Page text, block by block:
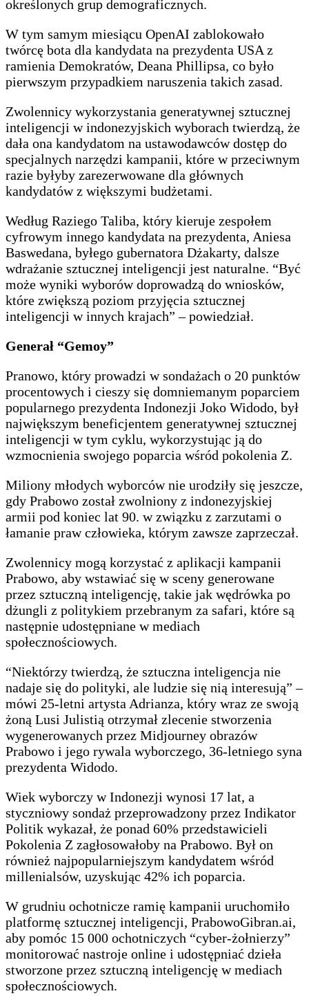
określonych grup demograficznych.
W tym samym miesiącu OpenAI zablokowało
twórcę bota dla kandydata na prezydenta USA z
ramienia Demokratów, Deana Phillipsa, co było
pierwszym przypadkiem naruszenia takich zasad.
Zwolennicy wykorzystania generatywnej sztucznej
inteligencji w indonezyjskich wyborach twierdzą, że
dała ona kandydatom na ustawodawców dostęp do
specjalnych narzędzi kampanii, które w przeciwnym
razie byłyby zarezerwowane dla głównych
kandydatów z większymi budżetami.
Według Raziego Taliba, który kieruje zespołem
cyfrowym innego kandydata na prezydenta, Aniesa
Baswedana, byłego gubernatora Dżakarty, dalsze
wdrażanie sztucznej inteligencji jest naturalne. “Być
może wyniki wyborów doprowadzą do wniosków,
które zwiększą poziom przyjęcia sztucznej
inteligencji w innych krajach” – powiedział.
Generał “Gemoy”
Pranowo, który prowadzi w sondażach o 20 punktów
procentowych i cieszy się domniemanym poparciem
popularnego prezydenta Indonezji Joko Widodo, był
największym beneficjentem generatywnej sztucznej
inteligencji w tym cyklu, wykorzystując ją do
wzmocnienia swojego poparcia wśród pokolenia Z.
Miliony młodych wyborców nie urodziły się jeszcze,
gdy Prabowo został zwolniony z indonezyjskiej
armii pod koniec lat 90. w związku z zarzutami o
łamanie praw człowieka, którym zawsze zaprzeczał.
Zwolennicy mogą korzystać z aplikacji kampanii
Prabowo, aby wstawiać się w sceny generowane
przez sztuczną inteligencję, takie jak wędrówka po
dżungli z politykiem przebranym za safari, które są
następnie udostępniane w mediach
społecznościowych.
“Niektórzy twierdzą, że sztuczna inteligencja nie
nadaje się do polityki, ale ludzie się nią interesują” –
mówi 25-letni artysta Adrianza, który wraz ze swoją
żoną Lusi Julistią otrzymał zlecenie stworzenia
wygenerowanych przez Midjourney obrazów
Prabowo i jego rywala wyborczego, 36-letniego syna
prezydenta Widodo.
Wiek wyborczy w Indonezji wynosi 17 lat, a
styczniowy sondaż przeprowadzony przez Indikator
Politik wykazał, że ponad 60% przedstawicieli
Pokolenia Z zagłosowałoby na Prabowo. Był on
również najpopularniejszym kandydatem wśród
millenialsów, uzyskując 42% ich poparcia.
W grudniu ochotnicze ramię kampanii uruchomiło
platformę sztucznej inteligencji, PrabowoGibran.ai,
aby pomóc 15 000 ochotniczych “cyber-żołnierzy”
monitorować nastroje online i udostępniać dzieła
stworzone przez sztuczną inteligencję w mediach
społecznościowych.